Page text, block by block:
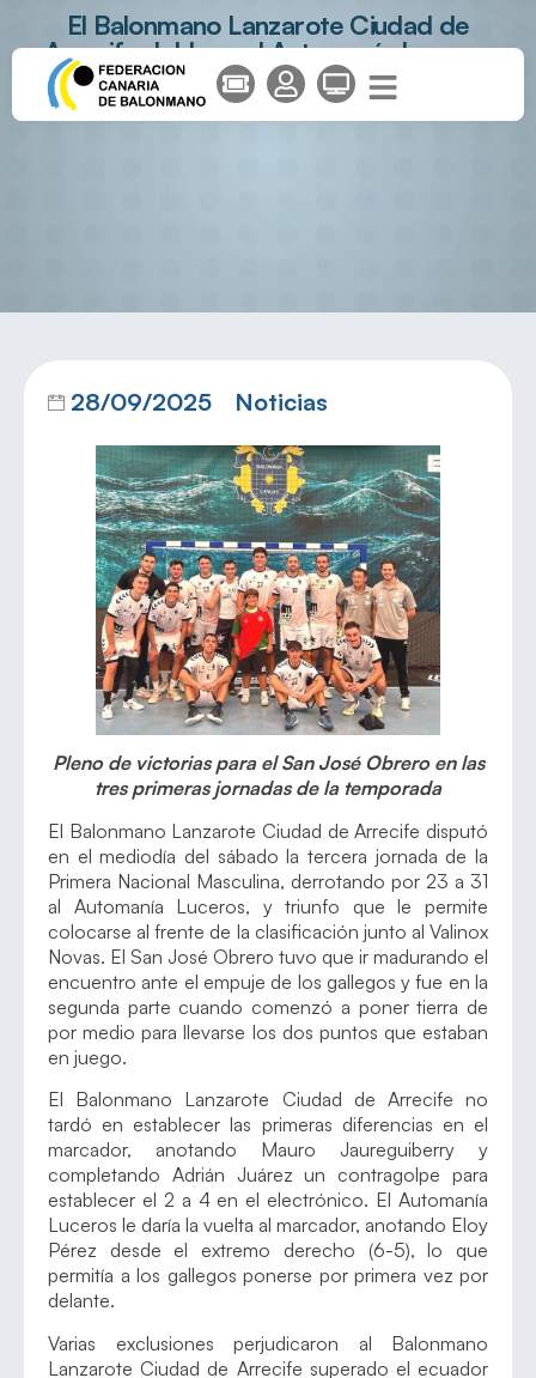
El Balonmano Lanzarote Ciudad de
Arrecife doblega al Automanía Luceros
28/09/2025 Noticias
Pleno de victorias para el San José Obrero en las
tres primeras jornadas de la temporada
El Balonmano Lanzarote Ciudad de Arrecife disputó
en el mediodía del sábado la tercera jornada de la
Primera Nacional Masculina, derrotando por 23 a 31
al Automanía Luceros, y triunfo que le permite
colocarse al frente de la clasificación junto al Valinox
Novas. El San José Obrero tuvo que ir madurando el
encuentro ante el empuje de los gallegos y fue en la
segunda parte cuando comenzó a poner tierra de
por medio para llevarse los dos puntos que estaban
en juego.
El Balonmano Lanzarote Ciudad de Arrecife no
tardó en establecer las primeras diferencias en el
marcador, anotando Mauro Jaureguiberry y
completando Adrián Juárez un contragolpe para
establecer el 2 a 4 en el electrónico. El Automanía
Luceros le daría la vuelta al marcador, anotando Eloy
Pérez desde el extremo derecho (6-5), lo que
permitía a los gallegos ponerse por primera vez por
delante.
Varias exclusiones perjudicaron al Balonmano
Lanzarote Ciudad de Arrecife superado el ecuador